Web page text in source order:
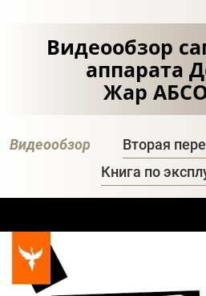
Видеообзор
аппарата
Жар
Видеообзор
Вторая
Книга по